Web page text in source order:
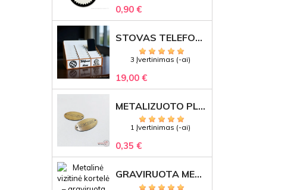
0,90 €
STOVAS TELEFONAMS KLASEI (27 VIETOS) – GRAVIRUOJAMAS ORGANIZATORIUS
3 Įvertinimas (-ai)
19,00 €
METALIZUOTO PLASTIKO ETIKETĖS SU GRAVIRUOTU TEKSTU -LOGOTIPU
1 Įvertinimas (-ai)
0,35 €
GRAVIRUOTA METALINĖ VIZITINĖ KORTELĖ SU LOGOTIPU – REPREZENTACINĖ VERSLO DOVANA